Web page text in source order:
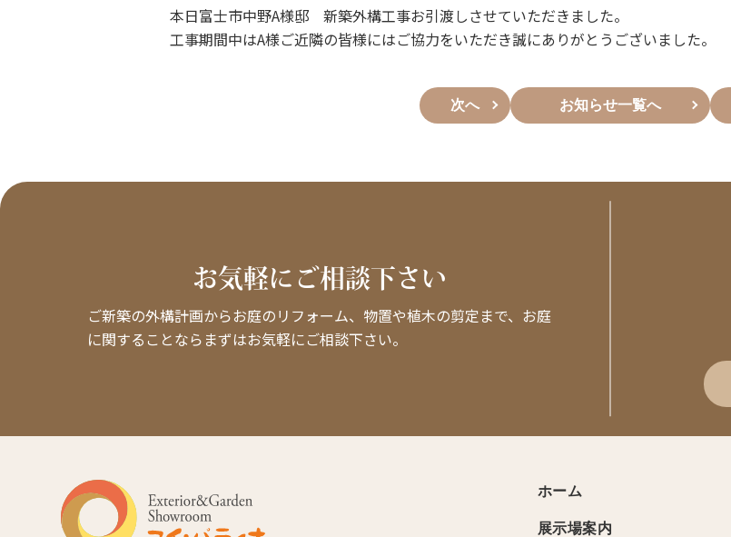
本日富士市中野A様邸 新築外構工事お引渡しさせていただきました。
工事期間中はA様ご近隣の皆様にはご協力をいただき誠にありがとうございました。
次へ お知らせ一覧へ
お気軽にご相談下さい
ご新築の外構計画からお庭のリフォーム、物置や植木の剪定まで、お庭
に関することならまずはお気軽にご相談下さい。
ホーム
展示場案内